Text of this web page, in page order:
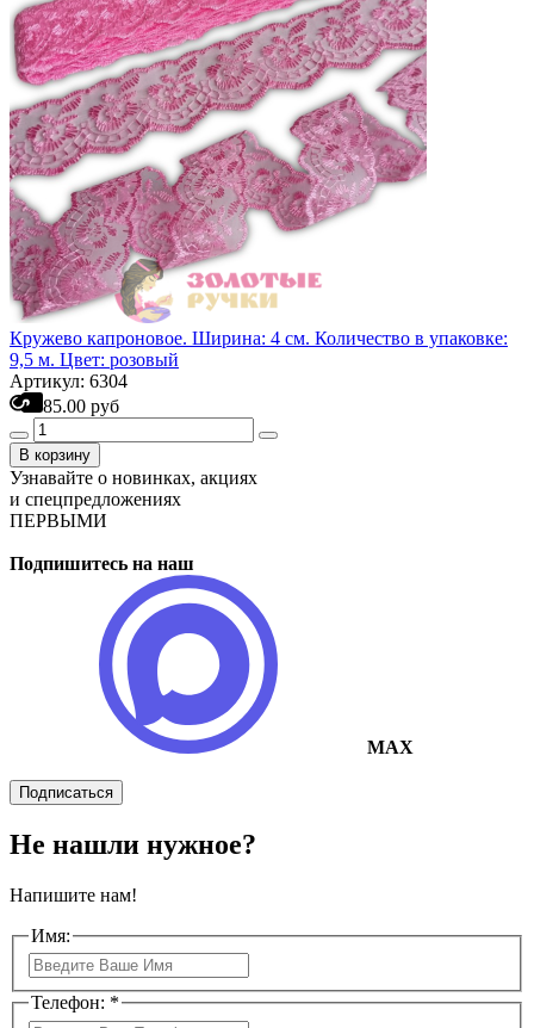
Кружево капроновое. Ширина: 4 см. Количество в упаковке:
9,5 м. Цвет: розовый
Артикул: 6304
85.00 руб
В корзину
Узнавайте о новинках, акциях
и спецпредложениях
ПЕРВЫМИ
Подпишитесь на наш
MAX
Подписаться
Не нашли нужное?
Напишите нам!
Имя:
Телефон: *